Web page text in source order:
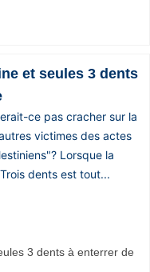
et seules 3 dents
ce pas cracher sur la
victimes des actes
Lorsque la
dents est tout...